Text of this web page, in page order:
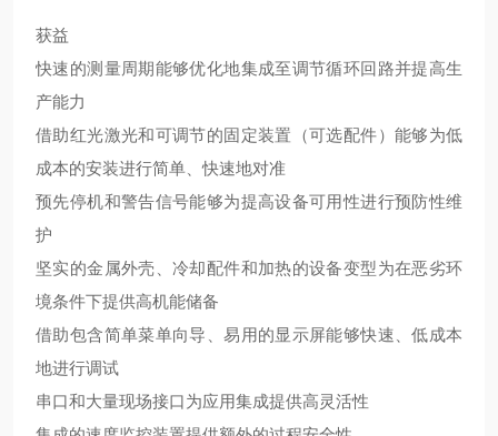
获益
快速的测量周期能够优化地集成至调节循环回路并提高生
产能力
借助红光激光和可调节的固定装置（可选配件）能够为低
成本的安装进行简单、快速地对准
预先停机和警告信号能够为提高设备可用性进行预防性维
护
坚实的金属外壳、冷却配件和加热的设备变型为在恶劣环
境条件下提供高机能储备
借助包含简单菜单向导、易用的显示屏能够快速、低成本
地进行调试
串口和大量现场接口为应用集成提供高灵活性